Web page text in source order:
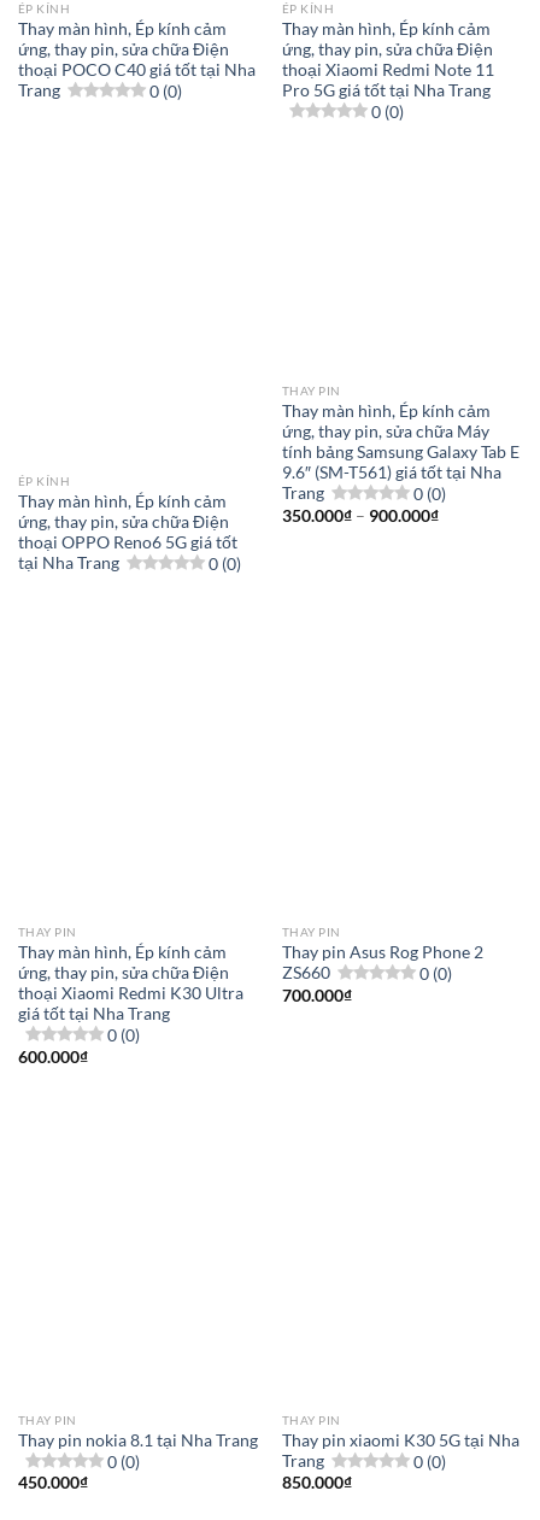
ÉP KÍNH
Thay màn hình, Ép kính cảm
ứng, thay pin, sửa chữa Điện
thoại POCO C40 giá tốt tại Nha
Trang
0 (0)
ÉP KÍNH
Thay màn hình, Ép kính cảm
ứng, thay pin, sửa chữa Điện
thoại Xiaomi Redmi Note 11
Pro 5G giá tốt tại Nha Trang
0 (0)
ÉP KÍNH
Thay màn hình, Ép kính cảm
ứng, thay pin, sửa chữa Điện
thoại OPPO Reno6 5G giá tốt
tại Nha Trang
0 (0)
THAY PIN
Thay màn hình, Ép kính cảm
ứng, thay pin, sửa chữa Máy
tính bảng Samsung Galaxy Tab E
9.6″ (SM-T561) giá tốt tại Nha
Trang
0 (0)
350.000₫ – 900.000₫Khoảng
THAY PIN
Thay màn hình, Ép kính cảm
ứng, thay pin, sửa chữa Điện
thoại Xiaomi Redmi K30 Ultra
giá tốt tại Nha Trang
0 (0)
600.000₫
THAY PIN
Thay pin Asus Rog Phone 2
ZS660
0 (0)
700.000₫
THAY PIN
Thay pin nokia 8.1 tại Nha Trang
0 (0)
450.000₫
THAY PIN
Thay pin xiaomi K30 5G tại Nha
Trang
0 (0)
850.000₫